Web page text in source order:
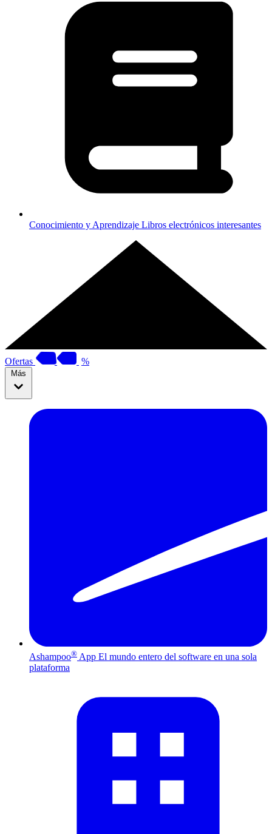
Conocimiento y Aprendizaje Libros electrónicos interesantes
Ofertas %
Más
Ashampoo® App El mundo entero del software en una sola
plataforma